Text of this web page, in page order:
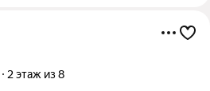
2 этаж из 8